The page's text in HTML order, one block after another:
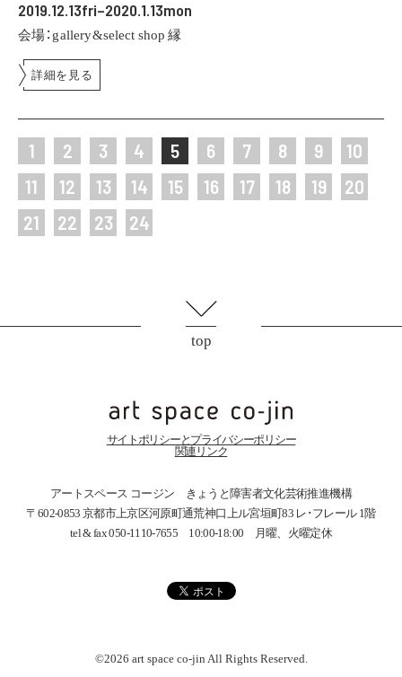
2019.12.13fri–2020.1.13mon
会場：gallery&select shop 縁
詳細を見る
1 2 3 4 5 6 7 8 9
10
11
12 13 14 15 16 17 18 19
20
21
22 23 24
top
サイトポリシーとプライバシーポリシー
関連リンク
アートスペース コージン きょうと障害者文化芸術推進機構
〒602-0853 京都市上京区河原町通荒神口上ル宮垣町83 レ･フレール 1階
tel & fax 050-1110-7655 10:00-18:00 月曜、火曜定休
©2026 art space co-jin All Rights Reserved.